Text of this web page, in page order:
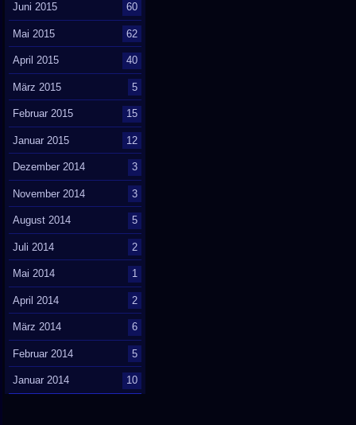
Juni 2015 60
Mai 2015 62
April 2015 40
März 2015 5
Februar 2015 15
Januar 2015 12
Dezember 2014 3
November 2014 3
August 2014 5
Juli 2014 2
Mai 2014 1
April 2014 2
März 2014 6
Februar 2014 5
Januar 2014 10